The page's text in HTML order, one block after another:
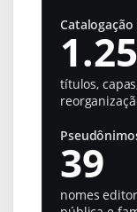
títulos,
39
nomes